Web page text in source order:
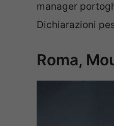
manager
Dichiarazioni
Roma,